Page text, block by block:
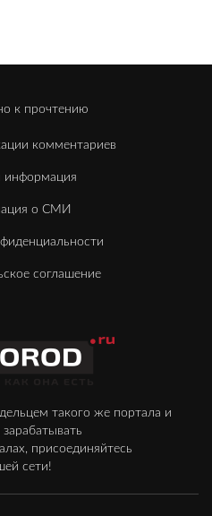
к прочтению
комментариев
информация
о СМИ
соглашение
такого же портала и
зарабатывать
присоединяйтесь
сети!